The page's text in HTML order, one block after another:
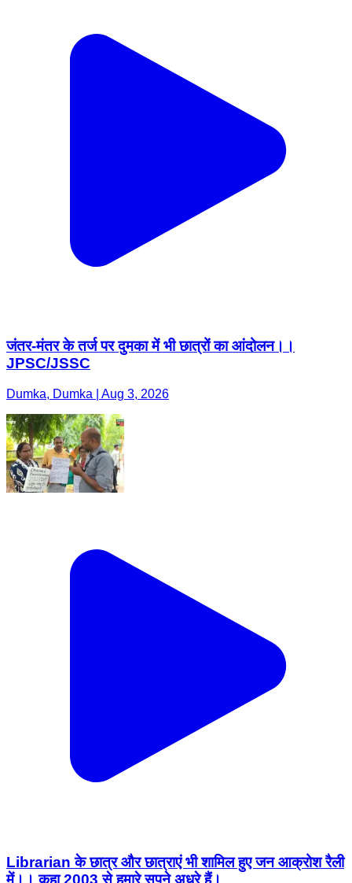
जंतर-मंतर के तर्ज पर दुमका में भी छात्रों का आंदोलन।।
JPSC/JSSC
Dumka, Dumka | Aug 3, 2026
Librarian के छात्र और छात्राएं भी शामिल हुए जन आक्रोश रैली
में।। कहा 2003 से हमारे सपने अधूरे हैं।